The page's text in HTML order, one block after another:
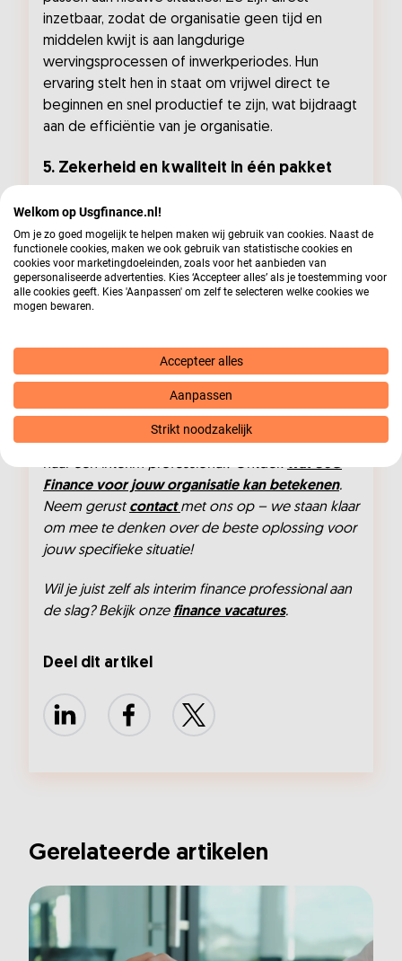
inzetbaar, zodat de organisatie geen tijd en
middelen kwijt is aan langdurige
wervingsprocessen of inwerkperiodes. Hun
ervaring stelt hen in staat om vrijwel direct te
beginnen en snel productief te zijn, wat bijdraagt
aan de efficiëntie van je organisatie.
5. Zekerheid en kwaliteit in één pakket
Detachering biedt een combinatie van zekerheid
en flexibiliteit. Jouw organisatie heeft de garantie
dat je met een ervaren en vakbekwame
professional werkt die meteen kan bijdragen,
zonder langdurige verplichtingen. Wanneer de
schalen. Dit maakt detachering tot een
betrouwbare keuze voor organisaties die
waarde hechten aan flexibiliteit en kwaliteit.
Ben je overtuigd van de voordelen en op zoek
naar een interim professional? Ontdekwat USG
Finance voor jouw organisatie kan betekenen.
Neem gerustcontactmet ons op – we staan klaar
om mee te denken over de beste oplossing voor
jouw specifieke situatie!
Wil je juist zelf als interim finance professional aan
de slag? Bekijk onze finance vacatures.
Deel dit artikel
LinkedIn FacebookX
Gerelateerde artikelen
Welkom op Usgfinance.nl!
Om je zo goed mogelijk te helpen maken wij gebruik van cookies. Naast de
functionele cookies, maken we ook gebruik van statistische cookies en
cookies voor marketingdoeleinden, zoals voor het aanbieden van
gepersonaliseerde advertenties. Kies ‘Accepteer alles’ als je toestemming voor
alle cookies geeft. Kies 'Aanpassen' om zelf te selecteren welke cookies we
mogen bewaren.
Accepteer alles
Aanpassen
Strikt noodzakelijk